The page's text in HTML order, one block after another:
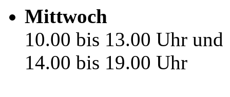
Mittwoch
10.00 bis 13.00 Uhr und
14.00 bis 19.00 Uhr